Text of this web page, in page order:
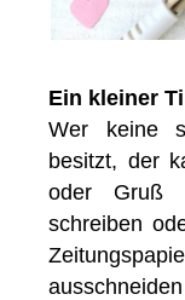
Ein kleiner
Wer keine
besitzt, der
oder Gruß
schreiben